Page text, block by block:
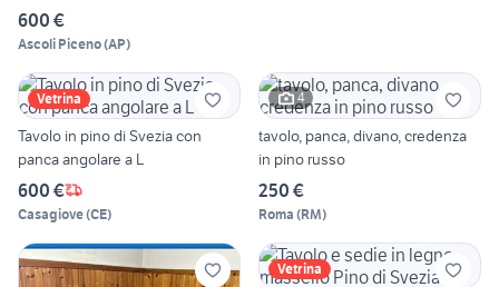
600 €
Ascoli Piceno(AP)
Vetrina
Tavolo in pino di Svezia con
panca angolare a L
600 €
Casagiove(CE)
4
tavolo, panca, divano, credenza
in pino russo
250 €
Roma (RM)
Vetrina